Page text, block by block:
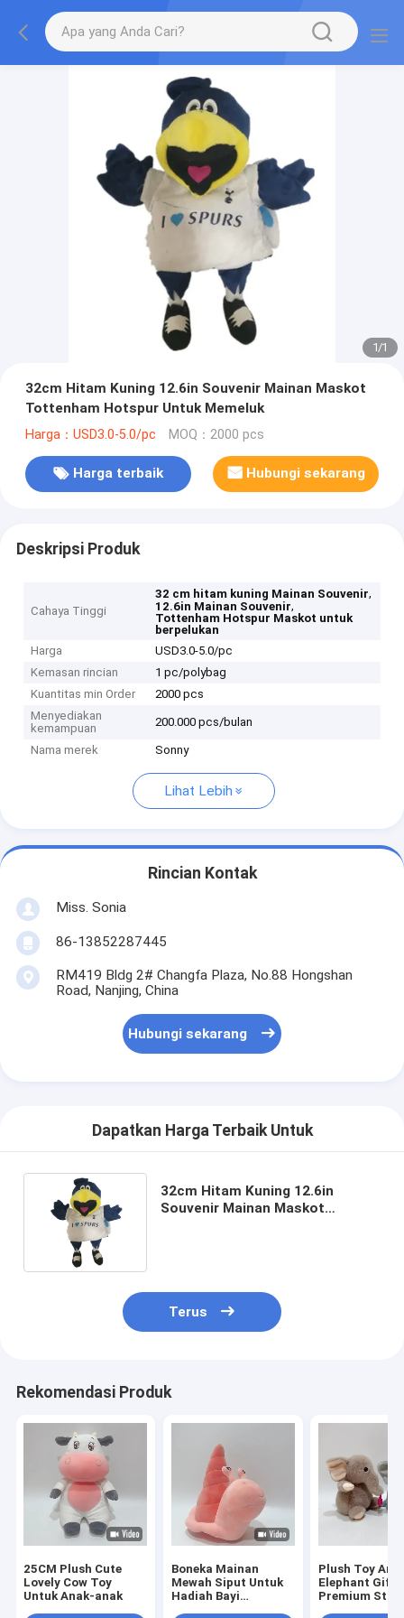
1/1
32cm Hitam Kuning 12.6in Souvenir Mainan Maskot
Tottenham Hotspur Untuk Memeluk
Harga：USD3.0-5.0/pc MOQ：2000 pcs
Harga terbaik Hubungi sekarang
Deskripsi Produk
Cahaya Tinggi
32 cm hitam kuning Mainan Souvenir,
12.6in Mainan Souvenir,
Tottenham Hotspur Maskot untuk
berpelukan
Harga
USD3.0-5.0/pc
Kemasan rincian
1 pc/polybag
Kuantitas min Order
2000 pcs
Menyediakan
kemampuan
200.000 pcs/bulan
Nama merek Sonny
Lihat Lebih
Rincian Kontak
Miss. Sonia
86-13852287445
RM419 Bldg 2# Changfa Plaza, No.88 Hongshan
Road, Nanjing, China
Hubungi sekarang
Dapatkan Harga Terbaik Untuk
32cm Hitam Kuning 12.6in
Souvenir Mainan Maskot
Terus
Rekomendasi Produk
25CM Plush Cute
Lovely Cow Toy
Untuk Anak-anak
Boneka Mainan
Mewah Siput Untuk
Hadiah Bayi
Plush Toy
Elephant Gift
Premium